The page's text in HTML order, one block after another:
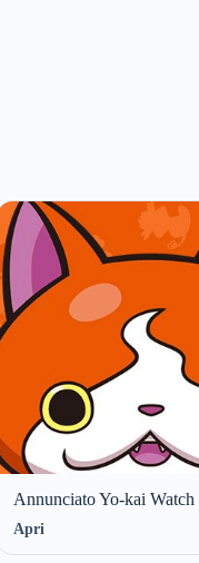
Annunciato Yo-kai Watch
Apri